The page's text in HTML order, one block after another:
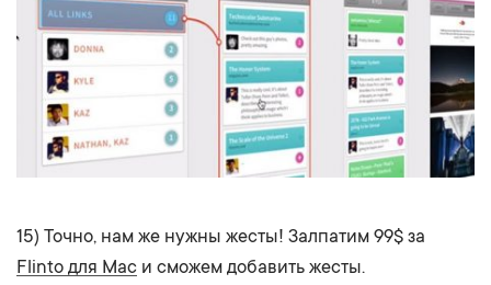
15) Точно, нам же нужны жесты! Залпатим 99$ за
Flinto для Mac и сможем добавить жесты.